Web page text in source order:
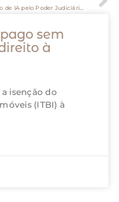
sem
à
isenção do
(ITBI) à